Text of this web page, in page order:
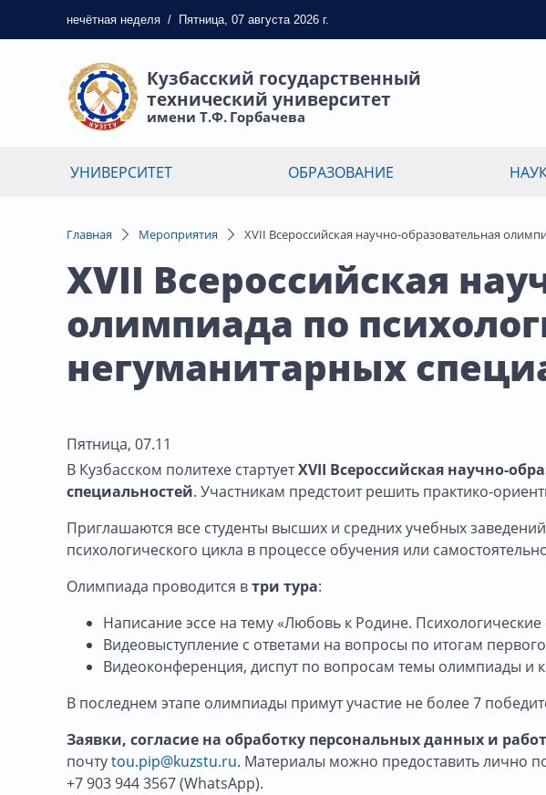
нечётная неделя / Пятница, 07 августа 2026 г.
Кузбасский государственный
технический университет
имени Т.Ф. Горбачева
УНИВЕРСИТЕТ ОБРАЗОВАНИЕ
Главная Мероприятия XVII Всероссийская научно-образовательная
XVII Всероссийская
олимпиада по
негуманитарных
Пятница, 07.11
В Кузбасском политехе стартуетXVII Всероссийская научно-
специальностей. Участникам предстоит решить практико-
Приглашаются все студенты высших и средних учебных
психологического цикла в процессе обучения или
Олимпиада проводится втри тура:
Написание эссе на тему «Любовь к Родине.
Видеовыступление с ответами на вопросы по итогам первого
Видеоконференция, диспут по вопросам темы олимпиады и
В последнем этапе олимпиады примут участие не более 7
Заявки, согласие на обработку персональных данных и
почтуtou.pip@kuzstu.ru. Материалы можно предоставить лично
+7 903 944 3567 (WhatsApp).